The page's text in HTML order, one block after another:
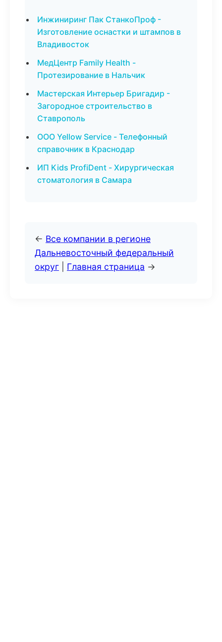
Инжиниринг Пак СтанкоПроф -
Изготовление оснастки и штампов в
Владивосток
МедЦентр Family Health -
Протезирование в Нальчик
Мастерская Интерьер Бригадир -
Загородное строительство в
Ставрополь
ООО Yellow Service - Телефонный
справочник в Краснодар
ИП Kids ProfiDent - Хирургическая
стоматология в Самара
← Все компании в регионе
Дальневосточный федеральный
округ
Главная страница →